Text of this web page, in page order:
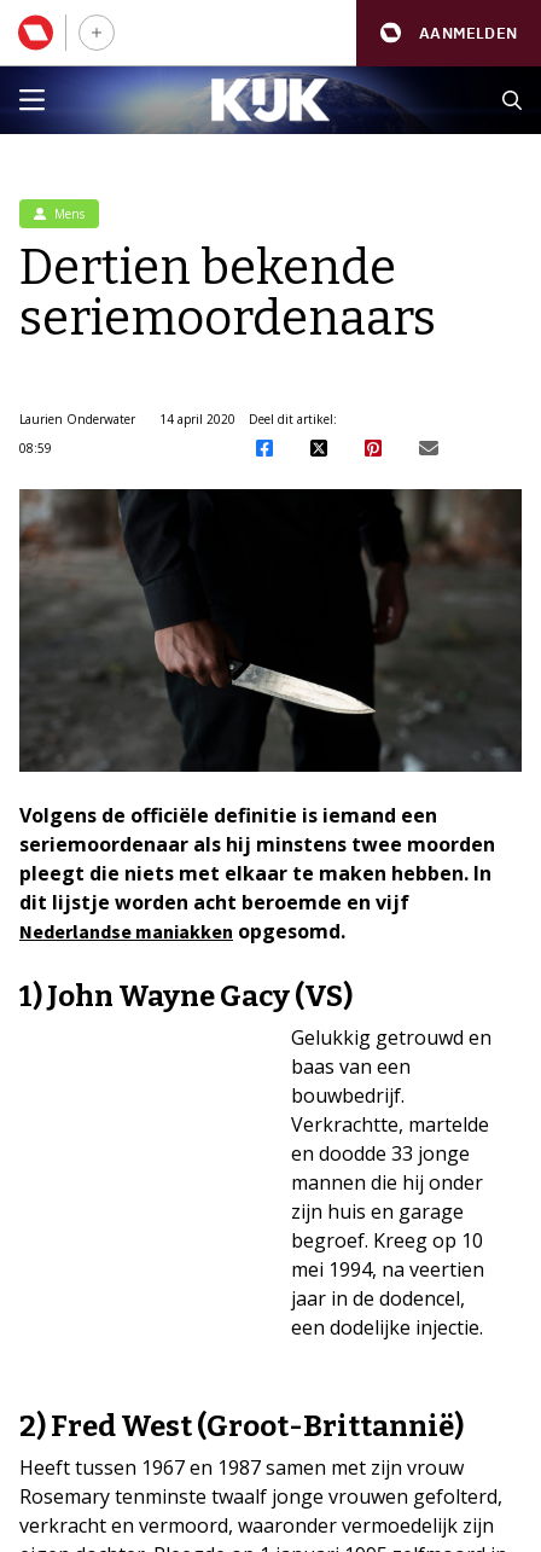
AANMELDEN
Mens
Dertien bekende
seriemoordenaars
Laurien Onderwater
14 april 2020
08:59
Deel dit artikel:
Volgens de officiële definitie is iemand een
seriemoordenaar als hij minstens twee moorden
pleegt die niets met elkaar te maken hebben. In
dit lijstje worden acht beroemde en vijf
Nederlandse maniakken opgesomd.
1) John Wayne Gacy (VS)
Gelukkig getrouwd en
baas van een
bouwbedrijf.
Verkrachtte, martelde
en doodde 33 jonge
mannen die hij onder
zijn huis en garage
begroef. Kreeg op 10
mei 1994, na veertien
jaar in de dodencel,
een dodelijke injectie.
2) Fred West (Groot-Brittannië)
Heeft tussen 1967 en 1987 samen met zijn vrouw
Rosemary tenminste twaalf jonge vrouwen gefolterd,
verkracht en vermoord, waaronder vermoedelijk zijn